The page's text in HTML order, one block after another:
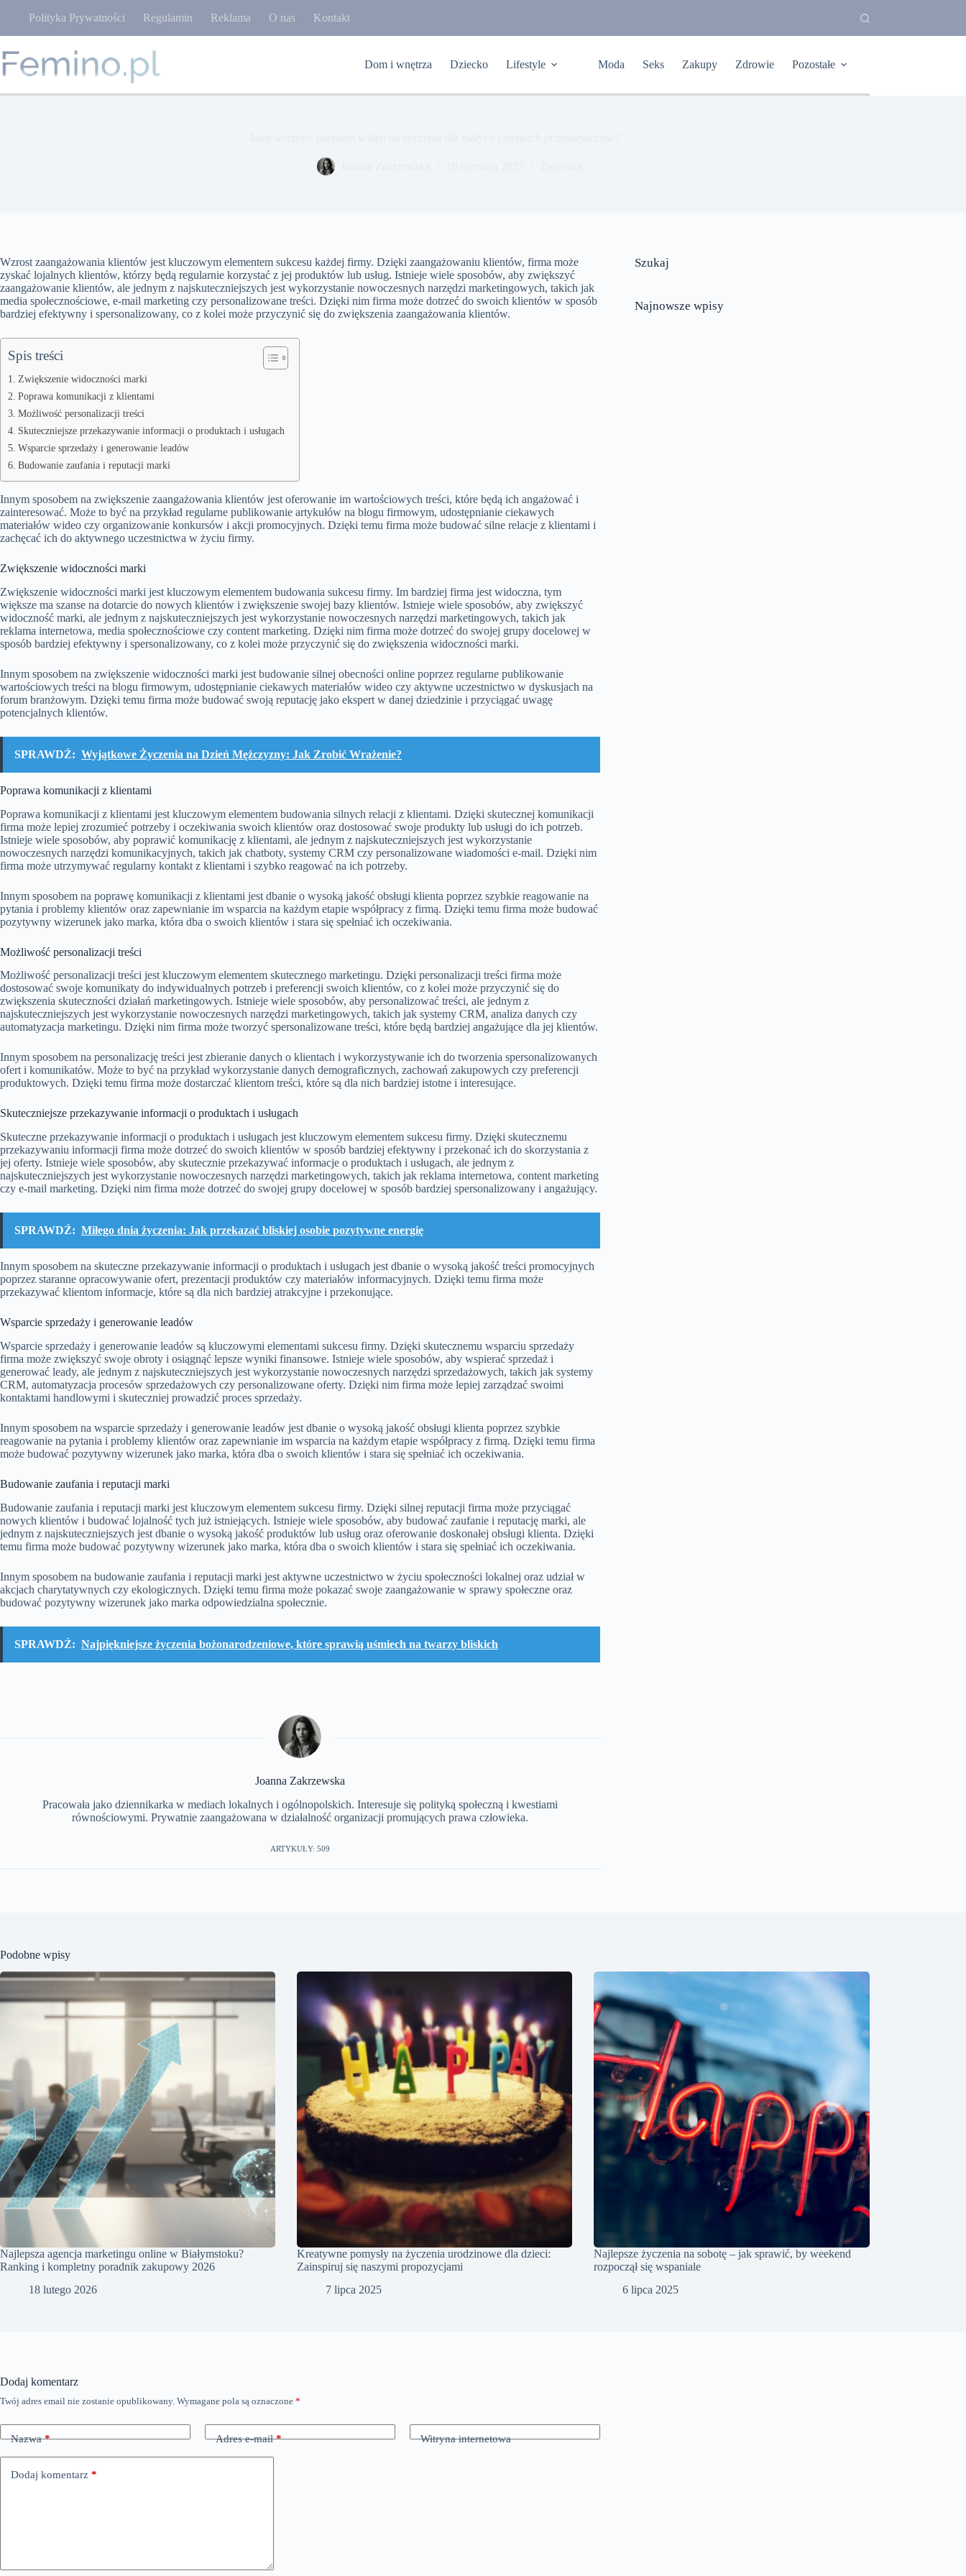
Polityka Prywatności Regulamin Reklama O nas Kontakt
Dom i wnętrza Dziecko Lifestyle Moda Seks Zakupy Zdrowie Pozostałe
Wzrost zaangażowania klientów jest kluczowym elementem sukcesu każdej firmy. Dzięki zaangażowaniu klientów, firma może
zyskać lojalnych klientów, którzy będą regularnie korzystać z jej produktów lub usług. Istnieje wiele sposobów, aby zwiększyć
zaangażowanie klientów, ale jednym z najskuteczniejszych jest wykorzystanie nowoczesnych narzędzi marketingowych, takich jak
media społecznościowe, e-mail marketing czy personalizowane treści. Dzięki nim firma może dotrzeć do swoich klientów w sposób
bardziej efektywny i spersonalizowany, co z kolei może przyczynić się do zwiększenia zaangażowania klientów.
Spis treści
Zwiększenie widoczności marki
Poprawa komunikacji z klientami
Możliwość personalizacji treści
Skuteczniejsze przekazywanie informacji o produktach i usługach
Wsparcie sprzedaży i generowanie leadów
Budowanie zaufania i reputacji marki
Innym sposobem na zwiększenie zaangażowania klientów jest oferowanie im wartościowych treści, które będą ich angażować i
zainteresować. Może to być na przykład regularne publikowanie artykułów na blogu firmowym, udostępnianie ciekawych
materiałów wideo czy organizowanie konkursów i akcji promocyjnych. Dzięki temu firma może budować silne relacje z klientami i
zachęcać ich do aktywnego uczestnictwa w życiu firmy.
Zwiększenie widoczności marki
Zwiększenie widoczności marki jest kluczowym elementem budowania sukcesu firmy. Im bardziej firma jest widoczna, tym
większe ma szanse na dotarcie do nowych klientów i zwiększenie swojej bazy klientów. Istnieje wiele sposobów, aby zwiększyć
widoczność marki, ale jednym z najskuteczniejszych jest wykorzystanie nowoczesnych narzędzi marketingowych, takich jak
reklama internetowa, media społecznościowe czy content marketing. Dzięki nim firma może dotrzeć do swojej grupy docelowej w
sposób bardziej efektywny i spersonalizowany, co z kolei może przyczynić się do zwiększenia widoczności marki.
Innym sposobem na zwiększenie widoczności marki jest budowanie silnej obecności online poprzez regularne publikowanie
wartościowych treści na blogu firmowym, udostępnianie ciekawych materiałów wideo czy aktywne uczestnictwo w dyskusjach na
forum branżowym. Dzięki temu firma może budować swoją reputację jako ekspert w danej dziedzinie i przyciągać uwagę
potencjalnych klientów.
SPRAWDŹ: Wyjątkowe Życzenia na Dzień Mężczyzny: Jak Zrobić Wrażenie?
Poprawa komunikacji z klientami
Poprawa komunikacji z klientami jest kluczowym elementem budowania silnych relacji z klientami. Dzięki skutecznej komunikacji
firma może lepiej zrozumieć potrzeby i oczekiwania swoich klientów oraz dostosować swoje produkty lub usługi do ich potrzeb.
Istnieje wiele sposobów, aby poprawić komunikację z klientami, ale jednym z najskuteczniejszych jest wykorzystanie
nowoczesnych narzędzi komunikacyjnych, takich jak chatboty, systemy CRM czy personalizowane wiadomości e-mail. Dzięki nim
firma może utrzymywać regularny kontakt z klientami i szybko reagować na ich potrzeby.
Innym sposobem na poprawę komunikacji z klientami jest dbanie o wysoką jakość obsługi klienta poprzez szybkie reagowanie na
pytania i problemy klientów oraz zapewnianie im wsparcia na każdym etapie współpracy z firmą. Dzięki temu firma może budować
pozytywny wizerunek jako marka, która dba o swoich klientów i stara się spełniać ich oczekiwania.
Możliwość personalizacji treści
Możliwość personalizacji treści jest kluczowym elementem skutecznego marketingu. Dzięki personalizacji treści firma może
dostosować swoje komunikaty do indywidualnych potrzeb i preferencji swoich klientów, co z kolei może przyczynić się do
zwiększenia skuteczności działań marketingowych. Istnieje wiele sposobów, aby personalizować treści, ale jednym z
najskuteczniejszych jest wykorzystanie nowoczesnych narzędzi marketingowych, takich jak systemy CRM, analiza danych czy
automatyzacja marketingu. Dzięki nim firma może tworzyć spersonalizowane treści, które będą bardziej angażujące dla jej klientów.
Innym sposobem na personalizację treści jest zbieranie danych o klientach i wykorzystywanie ich do tworzenia spersonalizowanych
ofert i komunikatów. Może to być na przykład wykorzystanie danych demograficznych, zachowań zakupowych czy preferencji
produktowych. Dzięki temu firma może dostarczać klientom treści, które są dla nich bardziej istotne i interesujące.
Skuteczniejsze przekazywanie informacji o produktach i usługach
Skuteczne przekazywanie informacji o produktach i usługach jest kluczowym elementem sukcesu firmy. Dzięki skutecznemu
przekazywaniu informacji firma może dotrzeć do swoich klientów w sposób bardziej efektywny i przekonać ich do skorzystania z
jej oferty. Istnieje wiele sposobów, aby skutecznie przekazywać informacje o produktach i usługach, ale jednym z
najskuteczniejszych jest wykorzystanie nowoczesnych narzędzi marketingowych, takich jak reklama internetowa, content marketing
czy e-mail marketing. Dzięki nim firma może dotrzeć do swojej grupy docelowej w sposób bardziej spersonalizowany i angażujący.
SPRAWDŹ: Miłego dnia życzenia: Jak przekazać bliskiej osobie pozytywne energię
Innym sposobem na skuteczne przekazywanie informacji o produktach i usługach jest dbanie o wysoką jakość treści promocyjnych
poprzez staranne opracowywanie ofert, prezentacji produktów czy materiałów informacyjnych. Dzięki temu firma może
przekazywać klientom informacje, które są dla nich bardziej atrakcyjne i przekonujące.
Wsparcie sprzedaży i generowanie leadów
Wsparcie sprzedaży i generowanie leadów są kluczowymi elementami sukcesu firmy. Dzięki skutecznemu wsparciu sprzedaży
firma może zwiększyć swoje obroty i osiągnąć lepsze wyniki finansowe. Istnieje wiele sposobów, aby wspierać sprzedaż i
generować leady, ale jednym z najskuteczniejszych jest wykorzystanie nowoczesnych narzędzi sprzedażowych, takich jak systemy
CRM, automatyzacja procesów sprzedażowych czy personalizowane oferty. Dzięki nim firma może lepiej zarządzać swoimi
kontaktami handlowymi i skuteczniej prowadzić proces sprzedaży.
Innym sposobem na wsparcie sprzedaży i generowanie leadów jest dbanie o wysoką jakość obsługi klienta poprzez szybkie
reagowanie na pytania i problemy klientów oraz zapewnianie im wsparcia na każdym etapie współpracy z firmą. Dzięki temu firma
może budować pozytywny wizerunek jako marka, która dba o swoich klientów i stara się spełniać ich oczekiwania.
Budowanie zaufania i reputacji marki
Budowanie zaufania i reputacji marki jest kluczowym elementem sukcesu firmy. Dzięki silnej reputacji firma może przyciągać
nowych klientów i budować lojalność tych już istniejących. Istnieje wiele sposobów, aby budować zaufanie i reputację marki, ale
jednym z najskuteczniejszych jest dbanie o wysoką jakość produktów lub usług oraz oferowanie doskonałej obsługi klienta. Dzięki
temu firma może budować pozytywny wizerunek jako marka, która dba o swoich klientów i stara się spełniać ich oczekiwania.
Innym sposobem na budowanie zaufania i reputacji marki jest aktywne uczestnictwo w życiu społeczności lokalnej oraz udział w
akcjach charytatywnych czy ekologicznych. Dzięki temu firma może pokazać swoje zaangażowanie w sprawy społeczne oraz
budować pozytywny wizerunek jako marka odpowiedzialna społecznie.
SPRAWDŹ: Najpiękniejsze życzenia bożonarodzeniowe, które sprawią uśmiech na twarzy bliskich
Joanna Zakrzewska
Pracowała jako dziennikarka w mediach lokalnych i ogólnopolskich. Interesuje się polityką społeczną i kwestiami
równościowymi. Prywatnie zaangażowana w działalność organizacji promujących prawa człowieka.
ARTYKUŁY: 509
Szukaj
Najnowsze wpisy
Podobne wpisy
Najlepsza agencja marketingu online w Białymstoku?
Ranking i kompletny poradnik zakupowy 2026
18 lutego 2026
Kreatywne pomysły na życzenia urodzinowe dla dzieci:
Zainspiruj się naszymi propozycjami
7 lipca 2025
Najlepsze życzenia na sobotę – jak sprawić, by weekend
rozpoczął się wspaniale
6 lipca 2025
Dodaj komentarz
Twój adres email nie zostanie opublikowany. Wymagane pola są oznaczone *
Nazwa* Adres e-mail* Witryna internetowa
Dodaj komentarz *